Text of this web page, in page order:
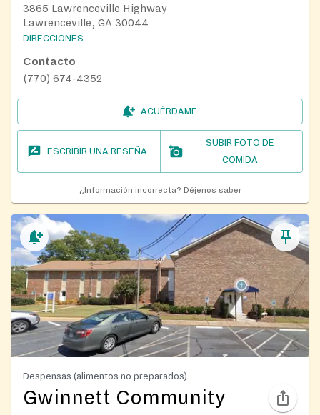
3865 Lawrenceville Highway
Lawrenceville, GA 30044
DIRECCIONES
Contacto
(770) 674-4352
ACUÉRDAME
ESCRIBIR UNA RESEÑA
SUBIR FOTO DE
COMIDA
¿Información incorrecta? Déjenos saber
Despensas (alimentos no preparados)
Gwinnett Community